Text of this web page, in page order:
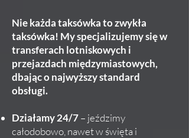
Nie każda taksówka to zwykła
taksówka! My specjalizujemy się w
transferach lotniskowych i
przejazdach międzymiastowych,
dbając o najwyższy standard
obsługi.
Działamy 24/7– jeździmy
całodobowo, nawet w święta i